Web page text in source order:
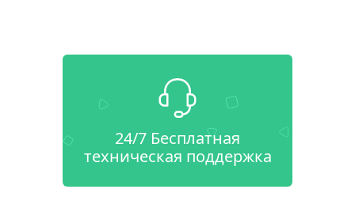
24/7 Бесплатная
техническая поддержка